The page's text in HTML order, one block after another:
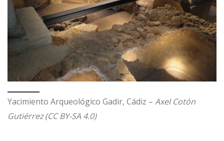
Yacimiento Arqueológico Gadir, Cádiz – Axel Cotón
Gutiérrez (CC BY-SA 4.0)